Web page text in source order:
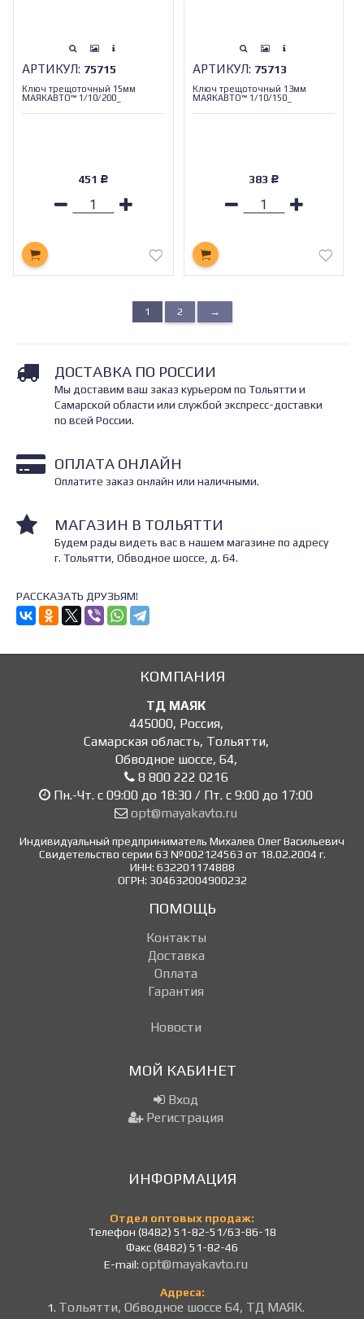
АРТИКУЛ: 75715
Ключ трещоточный 15мм
МАЯКАВТО™ 1/10/200_
451 Р
АРТИКУЛ: 75713
Ключ трещоточный 13мм
МАЯКАВТО™ 1/10/150_
383 Р
1 2 →
ДОСТАВКА ПО РОССИИ
Мы доставим ваш заказ курьером по Тольятти и
Самарской области или службой экспресс-доставки
по всей России.
ОПЛАТА ОНЛАЙН
Оплатите заказ онлайн или наличными.
МАГАЗИН В ТОЛЬЯТТИ
Будем рады видеть вас в нашем магазине по адресу
г. Тольятти, Обводное шоссе, д. 64.
РАССКАЗАТЬ ДРУЗЬЯМ!
КОМПАНИЯ
ТД МАЯК
445000, Россия,
Самарская область, Тольятти,
Обводное шоссе, 64,
8 800 222 0216
Пн.-Чт. с 09:00 до 18:30 / Пт. с 9:00 до 17:00
opt@mayakavto.ru
Индивидуальный предприниматель Михалев Олег Васильевич
Свидетельство серии 63 №002124563 от 18.02.2004 г.
ИНН: 632201174888
ОГРН: 304632004900232
ПОМОЩЬ
Контакты
Доставка
Оплата
Гарантия
Новости
МОЙ КАБИНЕТ
Вход
Регистрация
ИНФОРМАЦИЯ
Отдел оптовых продаж:
Телефон (8482) 51-82-51/63-86-18
Факс (8482) 51-82-46
E-mail: opt@mayakavto.ru
Адреса:
1. Тольятти, Обводное шоссе 64, ТД МАЯК.